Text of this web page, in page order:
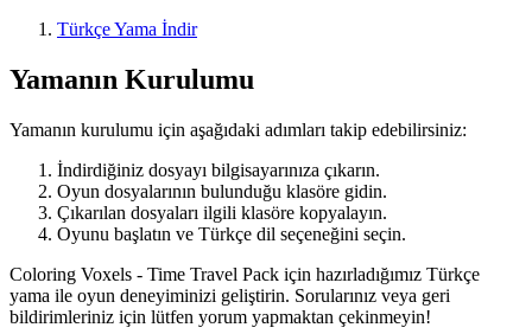
Türkçe Yama İndir
Yamanın Kurulumu
Yamanın kurulumu için aşağıdaki adımları takip edebilirsiniz:
İndirdiğiniz dosyayı bilgisayarınıza çıkarın.
Oyun dosyalarının bulunduğu klasöre gidin.
Çıkarılan dosyaları ilgili klasöre kopyalayın.
Oyunu başlatın ve Türkçe dil seçeneğini seçin.
Coloring Voxels - Time Travel Pack için hazırladığımız Türkçe
yama ile oyun deneyiminizi geliştirin. Sorularınız veya geri
bildirimleriniz için lütfen yorum yapmaktan çekinmeyin!